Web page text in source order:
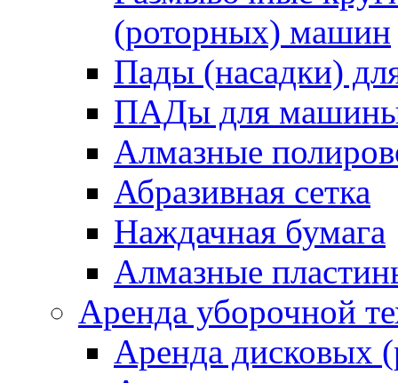
(роторных) машин
Пады (насадки)
ПАДы для
Алмазные
Абразивная сетка
Наждачная бумага
Алмазные
Аренда уборочной
Аренда дисковых